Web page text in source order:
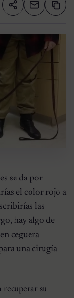
Compartir
se da por
el color rojo a
las
hay algo de
ceguera
una cirugía
recuperar su